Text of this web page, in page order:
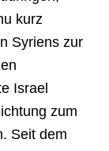
kurz
Syriens zur
Israel
zum
Seit dem